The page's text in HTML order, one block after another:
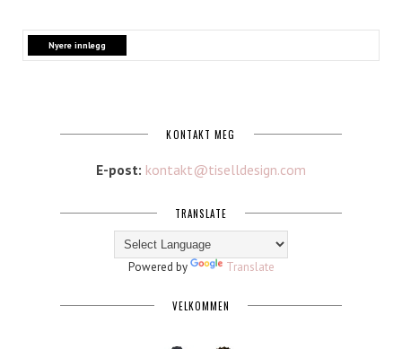
Nyere innlegg
KONTAKT MEG
E-post: kontakt@tiselldesign.com
TRANSLATE
Powered by Translate
VELKOMMEN